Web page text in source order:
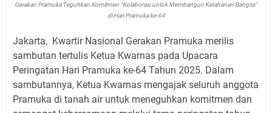
Gerakan Pramuka Teguhkan Komitmen “Kolaborasi untuk Membangun Ketahanan Bangsa”
di Hari Pramuka ke-64
Jakarta, Kwartir Nasional Gerakan Pramuka merilis
sambutan tertulis Ketua Kwarnas pada Upacara
Peringatan Hari Pramuka ke-64 Tahun 2025. Dalam
sambutannya, Ketua Kwarnas mengajak seluruh anggota
Pramuka di tanah air untuk meneguhkan komitmen dan